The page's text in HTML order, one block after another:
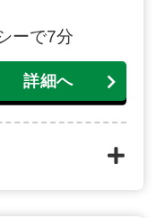
ーで7分
詳細へ